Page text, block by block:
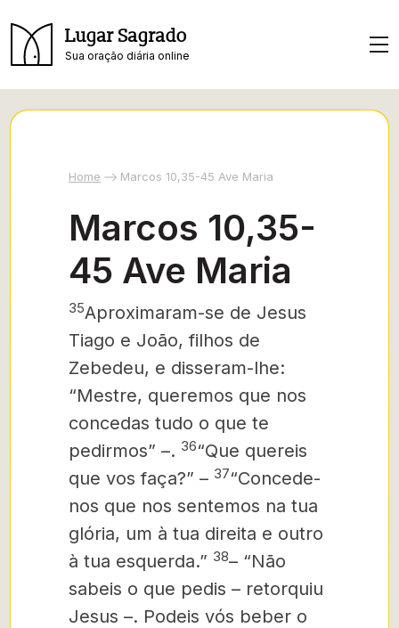
Lugar Sagrado
Sua oração diária online
Home Marcos 10,35-45 Ave Maria
Marcos 10,35-
45 Ave Maria
35Aproximaram-se de Jesus
Tiago e João, filhos de
Zebedeu, e disseram-lhe:
“Mestre, queremos que nos
concedas tudo o que te
pedirmos” –. 36“Que quereis
que vos faça?” – 37“Concede-
nos que nos sentemos na tua
glória, um à tua direita e outro
à tua esquerda.” 38– “Não
sabeis o que pedis – retorquiu
Jesus –. Podeis vós beber o